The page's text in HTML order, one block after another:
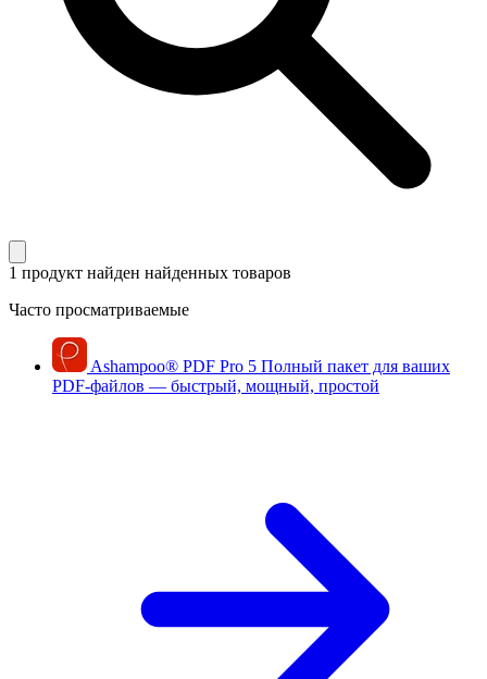
1 продукт найден найденных товаров
Часто просматриваемые
Ashampoo® PDF Pro 5 Полный пакет для ваших
PDF-файлов — быстрый, мощный, простой